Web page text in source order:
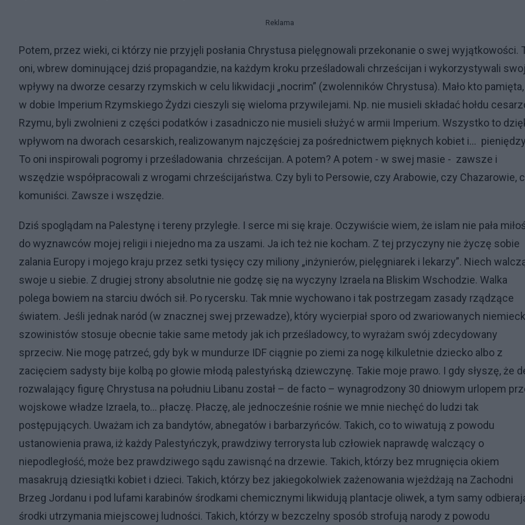
Reklama
Potem, przez wieki, ci którzy nie przyjęli posłania Chrystusa pielęgnowali przekonanie o swej wyjątkowości.
oni, wbrew dominującej dziś propagandzie, na każdym kroku prześladowali chrześcijan i wykorzystywali
wpływy na dworze cesarzy rzymskich w celu likwidacji „nocrim” (zwolenników Chrystusa). Mało kto pamięta,
w dobie Imperium Rzymskiego Żydzi cieszyli się wieloma przywilejami. Np. nie musieli składać hołdu
Rzymu, byli zwolnieni z części podatków i zasadniczo nie musieli służyć w armii Imperium. Wszystko to
wpływom na dworach cesarskich, realizowanym najczęściej za pośrednictwem pięknych kobiet i…
To oni inspirowali pogromy i prześladowania chrześcijan. A potem? A potem - w swej masie - zawsze i
wszędzie współpracowali z wrogami chrześcijaństwa. Czy byli to Persowie, czy Arabowie, czy Chazarowie,
komuniści. Zawsze i wszędzie.
Dziś spoglądam na Palestynę i tereny przyległe. I serce mi się kraje. Oczywiście wiem, że islam nie pała
do wyznawców mojej religii i niejedno ma za uszami. Ja ich też nie kocham. Z tej przyczyny nie życzę sobie
zalania Europy i mojego kraju przez setki tysięcy czy miliony „inżynierów, pielęgniarek i lekarzy”. Niech
swoje u siebie. Z drugiej strony absolutnie nie godzę się na wyczyny Izraela na Bliskim Wschodzie. Walka
polega bowiem na starciu dwóch sił. Po rycersku. Tak mnie wychowano i tak postrzegam zasady rządzące
światem. Jeśli jednak naród (w znacznej swej przewadze), który wycierpiał sporo od zwariowanych
szowinistów stosuje obecnie takie same metody jak ich prześladowcy, to wyrażam swój zdecydowany
sprzeciw. Nie mogę patrzeć, gdy byk w mundurze IDF ciągnie po ziemi za nogę kilkuletnie dziecko albo z
zacięciem sadysty bije kolbą po głowie młodą palestyńską dziewczynę. Takie moje prawo. I gdy słyszę, że
rozwalający figurę Chrystusa na południu Libanu został – de facto – wynagrodzony 30 dniowym urlopem
wojskowe władze Izraela, to… płaczę. Płaczę, ale jednocześnie rośnie we mnie niechęć do ludzi tak
postępujących. Uważam ich za bandytów, abnegatów i barbarzyńców. Takich, co to wiwatują z powodu
ustanowienia prawa, iż każdy Palestyńczyk, prawdziwy terrorysta lub człowiek naprawdę walczący o
niepodległość, może bez prawdziwego sądu zawisnąć na drzewie. Takich, którzy bez mrugnięcia okiem
masakrują dziesiątki kobiet i dzieci. Takich, którzy bez jakiegokolwiek zażenowania wjeżdżają na Zachodni
Brzeg Jordanu i pod lufami karabinów środkami chemicznymi likwidują plantacje oliwek, a tym samy
środki utrzymania miejscowej ludności. Takich, którzy w bezczelny sposób strofują narody z powodu